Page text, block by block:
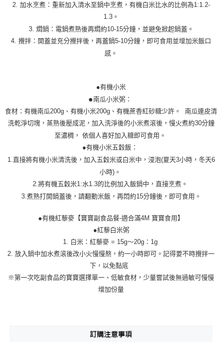
2. 加水烹煮：重新加入清水至鍋中烹煮，有機白米比水的比例為1:1.2-
1.3。
3. 燜鍋：電鍋煮熟後再燜約10-15分鐘，並避免掀起鍋蓋。
4. 攪拌：開蓋並充分攪拌後，再蓋鍋5-10分鐘，即可食用並增加米飯口
感。
●有機小米
●南瓜小米粥：
食材：有機南瓜200g、有機小米200g、有機蔗香紅砂糖少許。 南瓜連皮清
洗乾淨切塊，蒸熟後壓成泥，加入洗淨後的小米煮滾後，慢火煮約30分鐘
至濃稠， 依個人喜好加入糖即可食用。
●有機小米五穀飯：
1.直接將有機小米清洗後，加入五穀米或白米中，浸泡(夏天3小時，冬天6
小時)。
2.將有機五穀米1:水1.3的比例加入飯鍋中，直接烹煮。
3.煮熟打開鍋蓋後，請翻動米飯，再悶約15分鐘後，即可食用。
●有機紅藜麥【寶寶副食品餐-適合滿4M 寶寶食用】
●紅藜白米粥
1. 白米：紅藜麥 = 15g～20g：1g
2. 放入鍋中加水煮滾後改小火慢慢熬，約一小時即可。記得要不時攪拌一
下，以免黏底
※第一次吃副食品的寶寶選擇單一、低敏食材，少量嘗試後無過敏可慢慢
增加份量